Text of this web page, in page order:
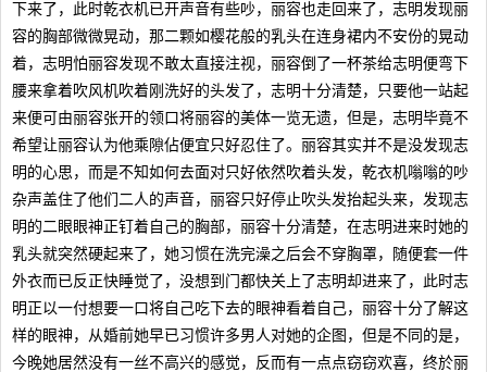
下来了，此时乾衣机已开声音有些吵，丽容也走回来了，志明发现丽
容的胸部微微晃动，那二颗如樱花般的乳头在连身裙内不安份的晃动
着，志明怕丽容发现不敢太直接注视，丽容倒了一杯茶给志明便弯下
腰来拿着吹风机吹着刚洗好的头发了，志明十分清楚，只要他一站起
来便可由丽容张开的领口将丽容的美体一览无遗，但是，志明毕竟不
希望让丽容认为他乘隙佔便宜只好忍住了。丽容其实并不是没发现志
明的心思，而是不知如何去面对只好依然吹着头发，乾衣机嗡嗡的吵
杂声盖住了他们二人的声音，丽容只好停止吹头发抬起头来，发现志
明的二眼眼神正钉着自己的胸部，丽容十分清楚，在志明进来时她的
乳头就突然硬起来了，她习惯在洗完澡之后会不穿胸罩，随便套一件
外衣而已反正快睡觉了，没想到门都快关上了志明却进来了，此时志
明正以一付想要一口将自己吃下去的眼神看着自己，丽容十分了解这
样的眼神，从婚前她早已习惯许多男人对她的企图，但是不同的是，
今晚她居然没有一丝不高兴的感觉，反而有一点点窃窃欢喜，终於丽